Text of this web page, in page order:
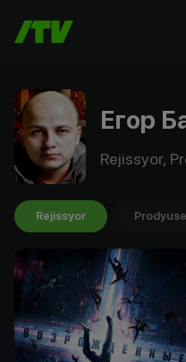
Егор
Rejissyor,
Rejissyor